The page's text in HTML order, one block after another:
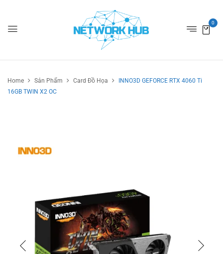
0
Home Sản Phẩm Card Đồ Họa
INNO3D GEFORCE RTX 4060 Ti
16GB TWIN X2 OC